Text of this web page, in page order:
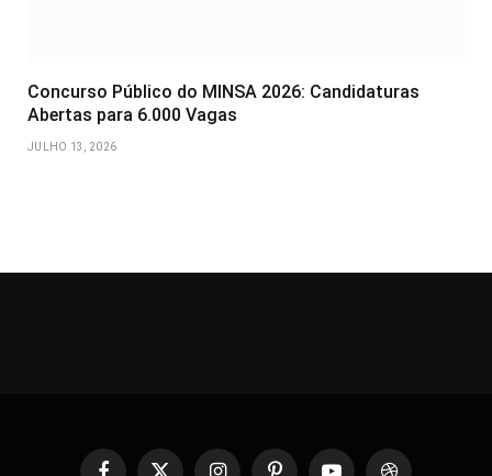
Concurso Público do MINSA 2026: Candidaturas
Abertas para 6.000 Vagas
JULHO 13, 2026